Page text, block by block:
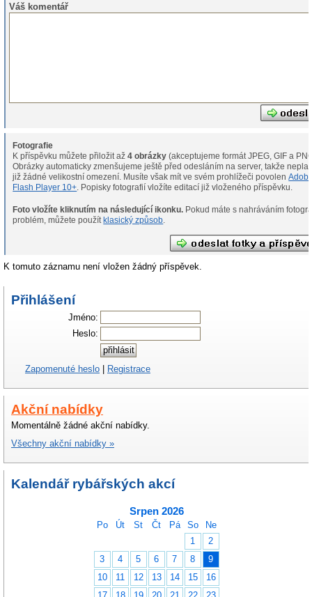
Váš komentář
Fotografie
K příspěvku můžete přiložit až4 obrázky (akceptujeme formát JPEG, GIF a
Obrázky automaticky zmenšujeme ještě před odesláním na server, takže
již žádné velikostní omezení. Musíte však mít ve svém prohlížeči povolen
Flash Player 10+ . Popisky fotografií vložíte editací již vloženého příspěvku.
Foto vložíte kliknutím na následující ikonku.
problém, můžete použítklasický způsob.
K tomuto záznamu není vložen žádný příspěvek.
Přihlášení
Jméno:
Heslo:
Zapomenuté heslo | Registrace
Akční nabídky
Momentálně žádné akční nabídky.
Všechny akční nabídky »
Kalendář rybářských akcí
Srpen 2026
Po Út St Čt Pá So
Ne
1
2
3
4 5 6 7 8
9
10
11 12 13 14 15
16